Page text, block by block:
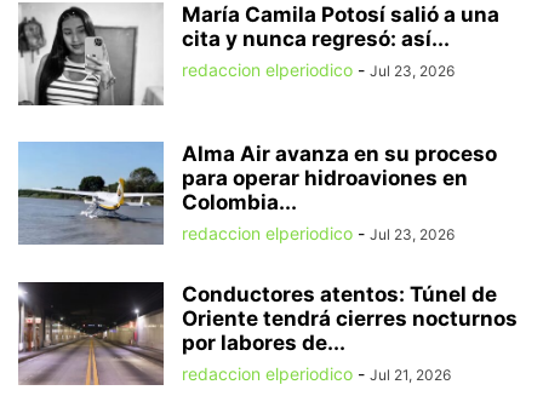
María Camila Potosí salió a una
cita y nunca regresó: así...
redaccion elperiodico - Jul 23, 2026
Alma Air avanza en su proceso
para operar hidroaviones en
Colombia...
redaccion elperiodico - Jul 23, 2026
Conductores atentos: Túnel de
Oriente tendrá cierres nocturnos
por labores de...
redaccion elperiodico - Jul 21, 2026